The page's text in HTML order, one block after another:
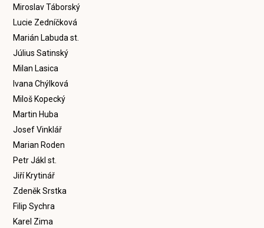
Miroslav Táborský
Lucie Zedníčková
Marián Labuda st.
Július Satinský
Milan Lasica
Ivana Chýlková
Miloš Kopecký
Martin Huba
Josef Vinklář
Marian Roden
Petr Jákl st.
Jiří Krytinář
Zdeněk Srstka
Filip Sychra
Karel Zima